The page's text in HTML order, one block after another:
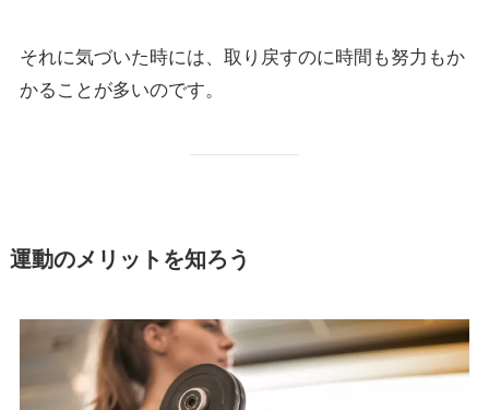
それに気づいた時には、取り戻すのに時間も努力もか
かることが多いのです。
運動のメリットを知ろう